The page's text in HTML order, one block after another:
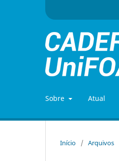
Sobre Atual
Início / Arquivos